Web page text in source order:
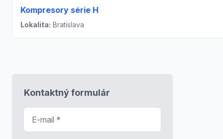
Kompresory série H
Lokalita: Bratislava
Kontaktný formulár